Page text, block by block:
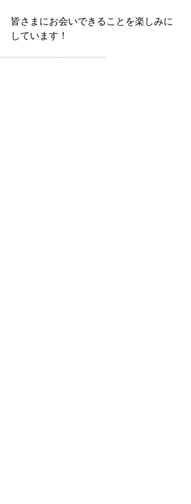
皆さまにお会いできることを楽しみに
しています！